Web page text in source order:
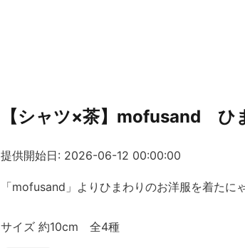
【シャツ×茶】mofusand ひ
提供開始日: 2026-06-12 00:00:00
「mofusand」よりひまわりのお洋服を着たに
サイズ 約10cm 全4種